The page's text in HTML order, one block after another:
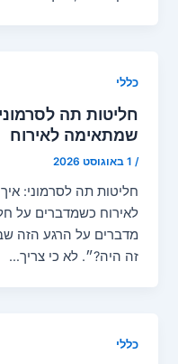
כללי
חליטות תה
שמתאימה לאירוח
/ 1 באוגוסט 2026
חליטות תה לסרמוני:
לאירוח כשמדברים על
מדברים על הרגע הזה
זה היה?״. לא כי צריך…
כללי